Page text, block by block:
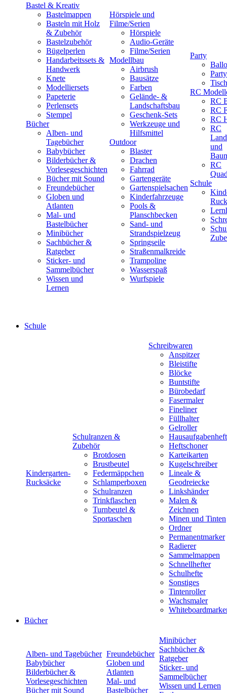
Bastel & Kreativ
Bastelmappen
Basteln mit Holz
& Zubehör
Bastelzubehör
Bügelperlen
Handarbeitssets &
Handwerk
Knete
Modelliersets
Papeterie
Perlensets
Stempel
Bücher
Alben- und
Tagebücher
Babybücher
Bilderbücher &
Vorlesegeschichten
Bücher mit Sound
Freundebücher
Globen und
Atlanten
Mal- und
Bastelbücher
Minibücher
Sachbücher &
Ratgeber
Sticker- und
Sammelbücher
Wissen und
Lernen
Hörspiele und
Filme/Serien
Hörspiele
Audio-Geräte
Filme/Serien
Modellbau
Airbrush
Bausätze
Farben
Gelände- &
Landschaftsbau
Geschenk-Sets
Werkzeuge und
Hilfsmittel
Outdoor
Blaster
Drachen
Fahrrad
Gartengeräte
Gartenspielsachen
Kinderfahrzeuge
Pools &
Planschbecken
Sand- und
Strandspielzeug
Springseile
Straßenmalkreide
Trampoline
Wasserspaß
Wurfspiele
Party
RC
RC
RC
RC
RC
und
RC
Schule
Schule
Kindergarten-
Rucksäcke
Schulranzen &
Zubehör
Brotdosen
Brustbeutel
Federmäppchen
Schlamperboxen
Schulranzen
Trinkflaschen
Turnbeutel &
Sportaschen
Schreibwaren
Anspitzer
Bleistifte
Blöcke
Buntstifte
Bürobedarf
Fasermaler
Fineliner
Füllhalter
Gelroller
Hausaufgabenheft
Heftschoner
Karteikarten
Kugelschreiber
Lineale &
Geodreiecke
Linkshänder
Malen &
Zeichnen
Minen und Tinten
Ordner
Permanentmarker
Radierer
Sammelmappen
Schnellhefter
Schulhefte
Sonstiges
Tintenroller
Wachsmaler
Bücher
Alben- und Tagebücher
Babybücher
Bilderbücher &
Vorlesegeschichten
Bücher mit Sound
Freundebücher
Globen und
Atlanten
Mal- und
Bastelbücher
Minibücher
Sachbücher &
Ratgeber
Sticker- und
Sammelbücher
Wissen und Lernen